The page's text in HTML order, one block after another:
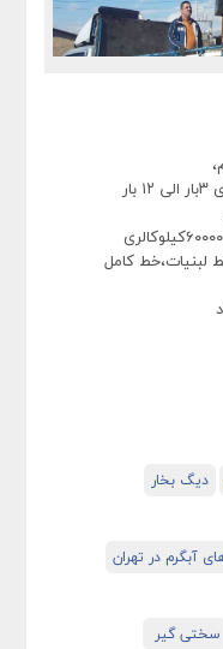
لبنیات،خط کامل
دیگ بخار
آبگرم در تهران
سختی گیر